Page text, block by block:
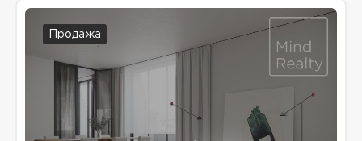
Продажа